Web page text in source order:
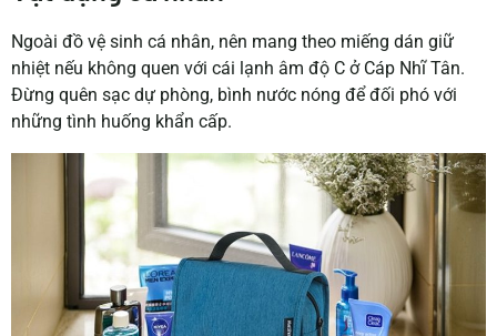
Ngoài đồ vệ sinh cá nhân, nên mang theo miếng dán giữ
nhiệt nếu không quen với cái lạnh âm độ C ở Cáp Nhĩ Tân.
Đừng quên sạc dự phòng, bình nước nóng để đối phó với
những tình huống khẩn cấp.